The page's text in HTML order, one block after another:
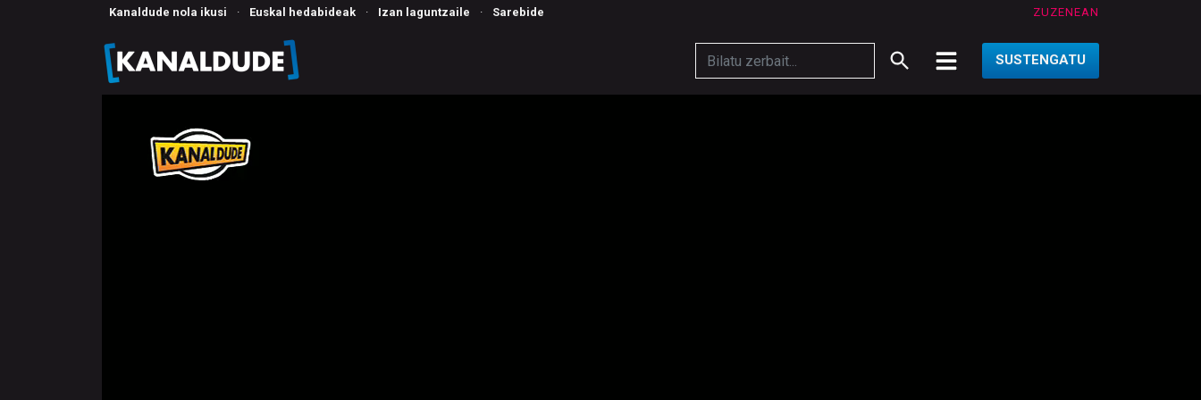
Kanaldude nola ikusi · Euskal hedabideak · Izan laguntzaile · Sarebide ZUZENEAN
SUSTENGATU